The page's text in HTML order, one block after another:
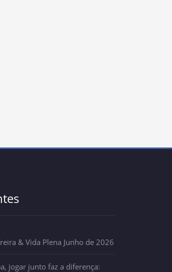
& Vida Plena Junho de 2026
jogar junto faz a diferença: